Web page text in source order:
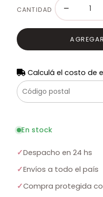
CANTIDAD −
Calculá el costo de
En stock
✓Despacho en 24 hs
✓Envíos a todo el país
✓Compra protegida